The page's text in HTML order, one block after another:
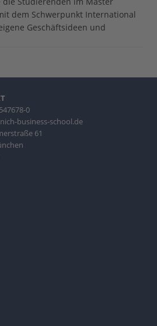
dem Schwerpunkt International
Geschäftsideen und
0
business-school.de
61